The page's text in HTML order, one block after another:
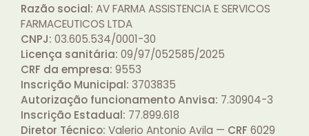
Razão social: AV FARMA ASSISTENCIA E SERVICOS
FARMACEUTICOS LTDA
CNPJ: 03.605.534/0001-30
Licença sanitária: 09/97/052585/2025
CRF da empresa: 9553
Inscrição Municipal: 3703835
Autorização funcionamento Anvisa: 7.30904-3
Inscrição Estadual: 77.899.618
Diretor Técnico: Valerio Antonio Avila — CRF 6029